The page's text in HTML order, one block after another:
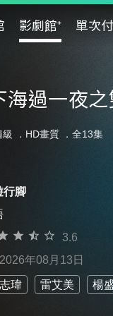
影劇館⁺ 單次
海過一夜
級 ．HD畫質 ．全13集
行腳
3.6
2026年08月13日
瑋 雷艾美 楊